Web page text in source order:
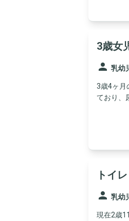
3歳女
person 乳幼
3歳4ヶ月
ており、
トイ
person 乳幼
現在2歳